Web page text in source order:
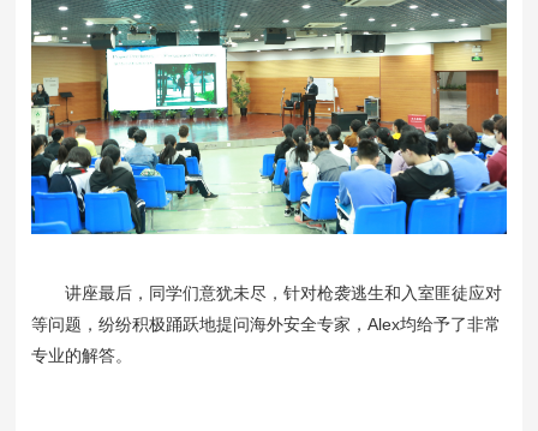
讲座最后，同学们意犹未尽，针对枪袭逃生和入室匪徒应对
等问题，纷纷积极踊跃地提问海外安全专家，Alex均给予了非常
专业的解答。